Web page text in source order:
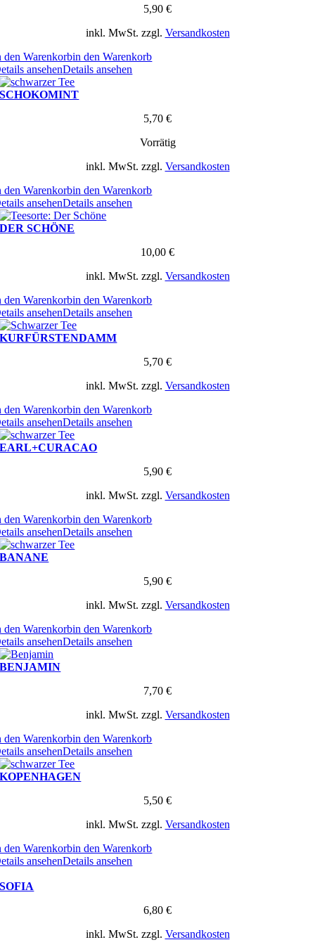
5,90 €
inkl. MwSt. zzgl. Versandkosten
den Warenkorbin den Warenkorb
ansehenDetails ansehen
SCHOKOMINT
5,70 €
Vorrätig
inkl. MwSt. zzgl. Versandkosten
den Warenkorbin den Warenkorb
ansehenDetails ansehen
DER SCHÖNE
10,00 €
inkl. MwSt. zzgl. Versandkosten
den Warenkorbin den Warenkorb
ansehenDetails ansehen
KURFÜRSTENDAMM
5,70 €
inkl. MwSt. zzgl. Versandkosten
den Warenkorbin den Warenkorb
ansehenDetails ansehen
EARL+CURACAO
5,90 €
inkl. MwSt. zzgl. Versandkosten
den Warenkorbin den Warenkorb
ansehenDetails ansehen
BANANE
5,90 €
inkl. MwSt. zzgl. Versandkosten
den Warenkorbin den Warenkorb
ansehenDetails ansehen
BENJAMIN
7,70 €
inkl. MwSt. zzgl. Versandkosten
den Warenkorbin den Warenkorb
ansehenDetails ansehen
KOPENHAGEN
5,50 €
inkl. MwSt. zzgl. Versandkosten
den Warenkorbin den Warenkorb
ansehenDetails ansehen
SOFIA
6,80 €
inkl. MwSt. zzgl. Versandkosten